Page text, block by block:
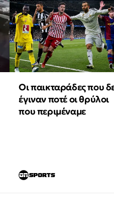
Οι παικταράδες που
έγιναν ποτέ οι θρύλοι
που περιμέναμε